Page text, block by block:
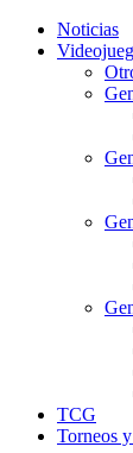
Noticias
TCG
Torneos